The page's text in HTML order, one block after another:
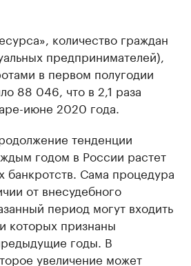
количество граждан
предпринимателей),
в первом полугодии
88 046, что в 2,1 раза
июне 2020 года.
тенденции
годом в России растет
банкротств. Сама процедура
от внесудебного
период могут входить
которых признаны
годы. В
увеличение может